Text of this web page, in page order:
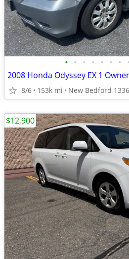
• • • • • • • •
2008 Honda Odyssey EX 1
8/6 153k mi New Bedford
$12,900